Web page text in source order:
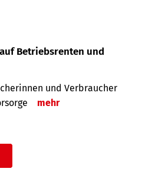
Betriebsrenten und
und Verbraucher
mehr